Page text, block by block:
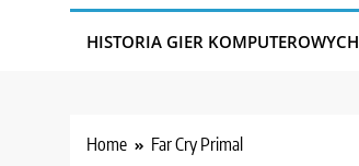
HISTORIA GIER KOMPUTEROWYCH
Home Far Cry Primal